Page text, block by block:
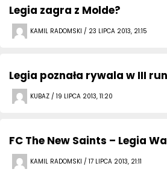
Legia zagra z Molde?
KAMIL RADOMSKI / 23 LIPCA 2013, 21:15
Legia poznała rywala w III
KUBAZ / 19 LIPCA 2013, 11:20
FC The New Saints – Legia
KAMIL RADOMSKI / 17 LIPCA 2013, 21:11